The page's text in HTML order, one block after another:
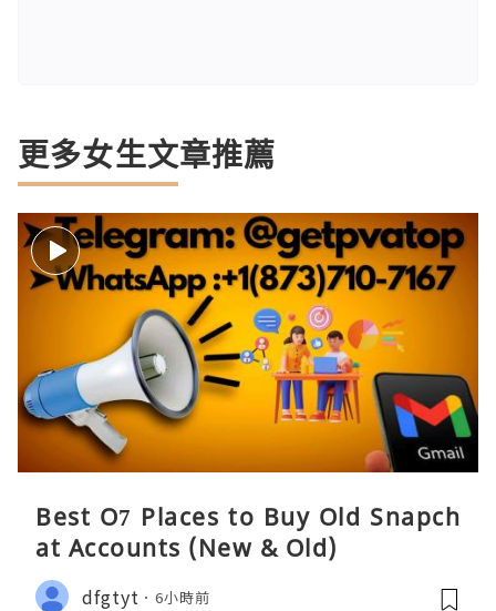
更多女生文章推薦
Best O7 Places to Buy Old Snapch
at Accounts (New & Old)
dfgtyt 6小時前